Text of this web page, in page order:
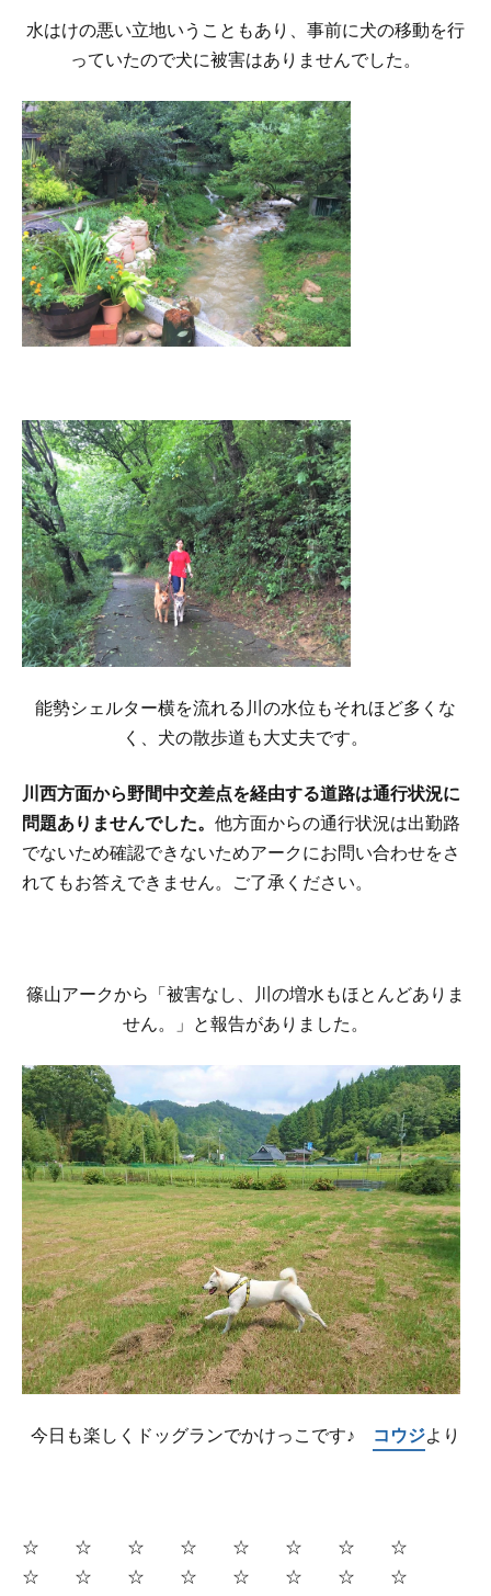
水はけの悪い立地いうこともあり、事前に犬の移動を行
っていたので犬に被害はありませんでした。
能勢シェルター横を流れる川の水位もそれほど多くな
く、犬の散歩道も大丈夫です。
川西方面から野間中交差点を経由する道路は通行状況に
問題ありませんでした。 他方面からの通行状況は出勤路
でないため確認できないためアークにお問い合わせをさ
れてもお答えできません。ご了承ください。
篠山アークから「被害なし、川の増水もほとんどありま
せん。」と報告がありました。
今日も楽しくドッグランでかけっこです♪ コウジより
☆ ☆ ☆ ☆ ☆ ☆ ☆ ☆
☆ ☆ ☆ ☆ ☆ ☆ ☆ ☆